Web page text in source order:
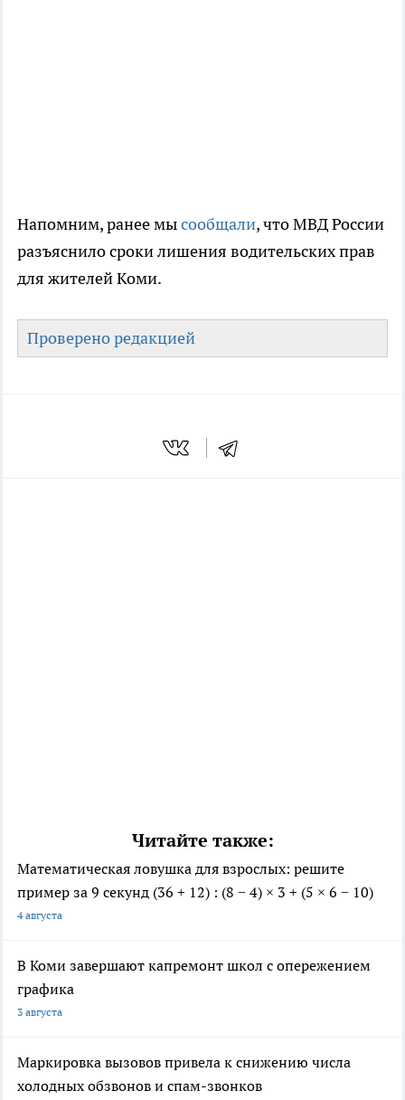
Напомним, ранее мысообщали, что МВД России
разъяснило сроки лишения водительских прав
для жителей Коми.
Проверено редакцией
Читайте также:
Математическая ловушка для взрослых: решите
пример за 9 секунд (36 + 12) : (8 − 4) × 3 + (5 × 6 − 10)
4 августа
В Коми завершают капремонт школ с опережением
графика
3 августа
Маркировка вызовов привела к снижению числа
холодных обзвонов и спам-звонков